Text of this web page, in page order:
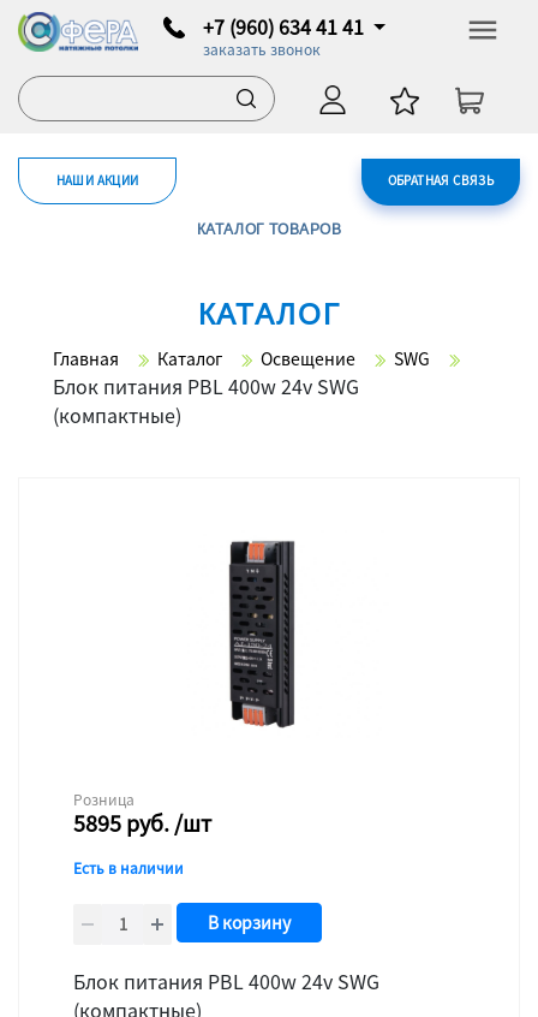
+7 (960) 634 41 41
заказать звонок
ОБРАТНАЯ СВЯЗЬ
НАШИ АКЦИИ
КАТАЛОГ ТОВАРОВ
КАТАЛОГ
Главная Каталог Освещение SWG
Блок питания PBL 400w 24v SWG
(компактные)
Розница
5895руб./шт
Есть в наличии
В корзину
Блок питания PBL 400w 24v SWG
(компактные)